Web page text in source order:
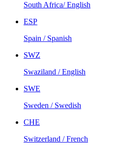
South Africa/ English
ESP
Spain / Spanish
SWZ
Swaziland / English
SWE
Sweden / Swedish
CHE
Switzerland / French